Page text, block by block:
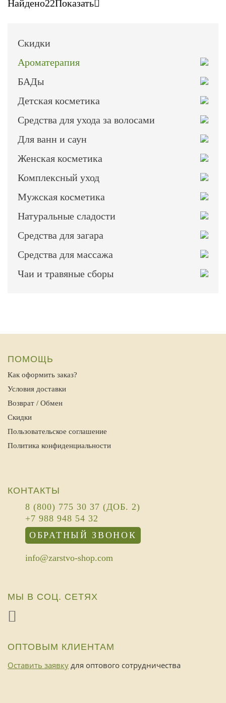
Скидки
Ароматерапия
БАДы
Детская косметика
Средства для ухода за волосами
Для ванн и саун
Женская косметика
Комплексный уход
Мужская косметика
Натуральные сладости
Средства для загара
Средства для массажа
Чаи и травяные сборы
Найдено22Показать
ПОМОЩЬ
Как оформить заказ?
Условия доставки
Возврат / Обмен
Скидки
Пользовательское соглашение
Политика конфиденциальности
КОНТАКТЫ
8 (800) 775 30 37 (ДОБ. 2)
+7 988 948 54 32
ОБРАТНЫЙ ЗВОНОК
info@zarstvo-shop.com
МЫ В СОЦ. СЕТЯХ
ОПТОВЫМ КЛИЕНТАМ
Оставить заявку для оптового сотрудничества